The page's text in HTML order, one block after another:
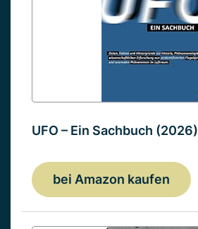
UFO – Ein Sachbuch (2026)
bei Amazon kaufen